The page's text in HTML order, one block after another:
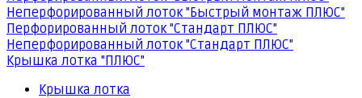
Неперфорированный лоток "Быстрый монтаж ПЛЮС"
Перфорированный лоток "Стандарт ПЛЮС"
Неперфорированный лоток "Стандарт ПЛЮС"
Крышка лотка "ПЛЮС"
Крышка лотка